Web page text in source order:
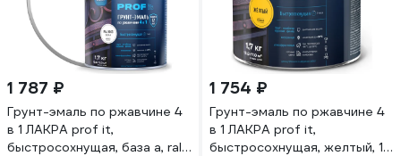
1 787 ₽
Грунт-эмаль по ржавчине 4
в 1 ЛАКРА prof it,
быстросохнущая, база а, ral
1 754 ₽
Грунт-эмаль по ржавчине 4
в 1 ЛАКРА prof it,
быстросохнущая, желтый, 1.7